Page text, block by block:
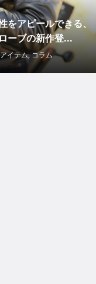
をアピールできる、
ーブの新作登...
アイテム,コラム